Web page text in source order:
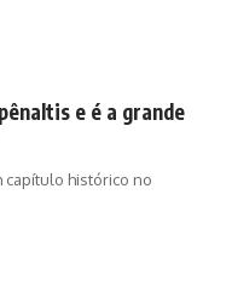
e é a grande
capítulo histórico no